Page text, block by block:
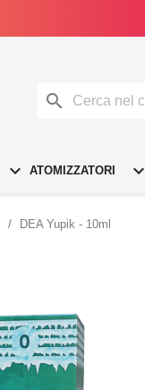

 ATOMIZZATORI 
DEA Yupik - 10ml